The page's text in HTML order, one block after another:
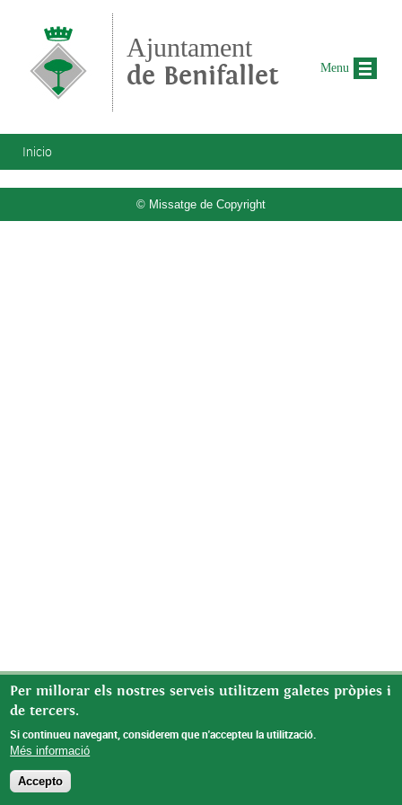
Ajuntament
de Benifallet
Se encuentra usted aquí
Inicio
© Missatge de Copyright
Menu
Per millorar els nostres serveis utilitzem galetes pròpies i
de tercers.
Si continueu navegant, considerem que n'accepteu la utilització.
Més informació
Accepto